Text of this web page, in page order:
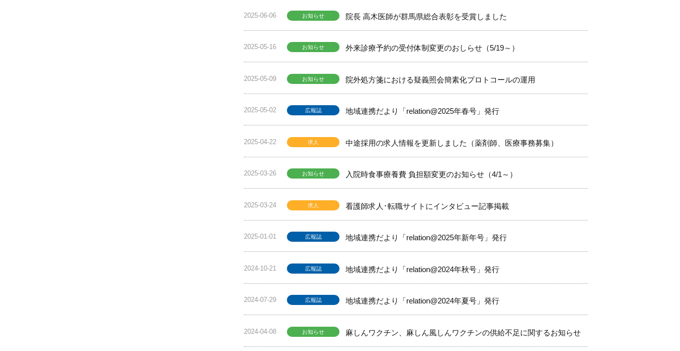
2025-06-06 お知らせ 院長 高木医師が群馬県総合表彰を受賞しました
2025-05-16 お知らせ 外来診療予約の受付体制変更のおしらせ（5/19～）
2025-05-09 お知らせ 院外処方箋における疑義照会簡素化プロトコールの運用
2025-05-02 広報誌 地域連携だより「relation@2025年春号」発行
2025-04-22 求人 中途採用の求人情報を更新しました（薬剤師、医療事務募集）
2025-03-26 お知らせ 入院時食事療養費 負担額変更のお知らせ（4/1～）
2025-03-24 求人 看護師求人･転職サイトにインタビュー記事掲載
2025-01-01 広報誌 地域連携だより「relation@2025年新年号」発行
2024-10-21 広報誌 地域連携だより「relation@2024年秋号」発行
2024-07-29 広報誌 地域連携だより「relation@2024年夏号」発行
2024-04-08 お知らせ 麻しんワクチン、麻しん風しんワクチンの供給不足に関するお知らせ